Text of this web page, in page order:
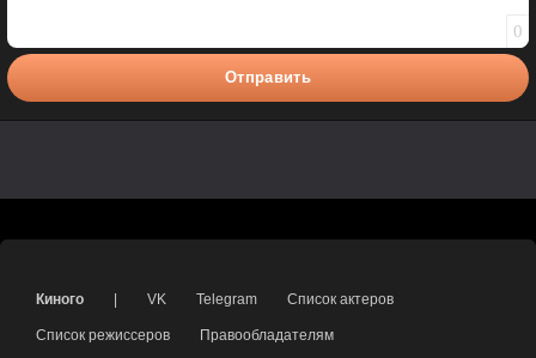
0
Отправить
Киного VK Telegram Список актеров
Список режиссеров Правообладателям